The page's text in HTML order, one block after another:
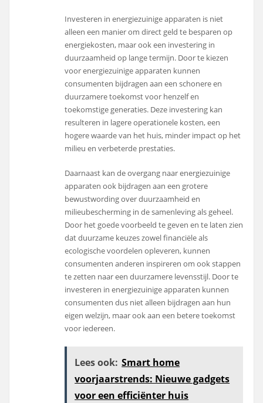
Investeren in energiezuinige apparaten is niet
alleen een manier om direct geld te besparen op
energiekosten, maar ook een investering in
duurzaamheid op lange termijn. Door te kiezen
voor energiezuinige apparaten kunnen
consumenten bijdragen aan een schonere en
duurzamere toekomst voor henzelf en
toekomstige generaties. Deze investering kan
resulteren in lagere operationele kosten, een
hogere waarde van het huis, minder impact op het
milieu en verbeterde prestaties.
Daarnaast kan de overgang naar energiezuinige
apparaten ook bijdragen aan een grotere
bewustwording over duurzaamheid en
milieubescherming in de samenleving als geheel.
Door het goede voorbeeld te geven en te laten zien
dat duurzame keuzes zowel financiële als
ecologische voordelen opleveren, kunnen
consumenten anderen inspireren om ook stappen
te zetten naar een duurzamere levensstijl. Door te
investeren in energiezuinige apparaten kunnen
consumenten dus niet alleen bijdragen aan hun
eigen welzijn, maar ook aan een betere toekomst
voor iedereen.
Lees ook: Smart home
voorjaarstrends: Nieuwe gadgets
voor een efficiënter huis